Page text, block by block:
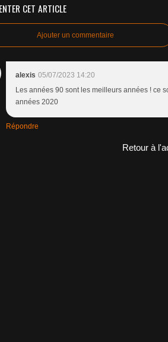
CET ARTICLE
Ajouter un commentaire
alexis 05/07/2023 14:20
Les années 90 sont les meilleurs années ! ce
années 2020
Répondre
Retour à